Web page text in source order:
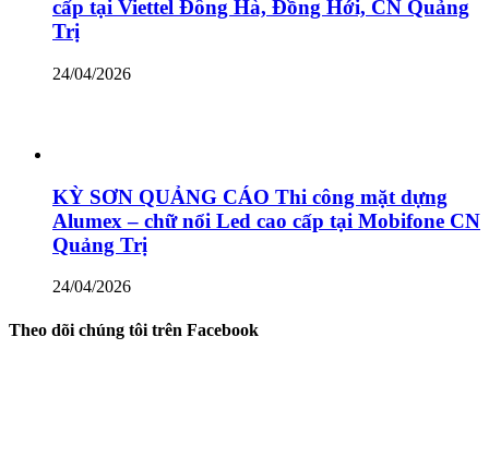
cấp tại Viettel Đông Hà, Đồng Hới, CN Quảng
Trị
24/04/2026
KỲ SƠN QUẢNG CÁO Thi công mặt dựng
Alumex – chữ nổi Led cao cấp tại Mobifone CN
Quảng Trị
24/04/2026
Theo dõi chúng tôi trên Facebook